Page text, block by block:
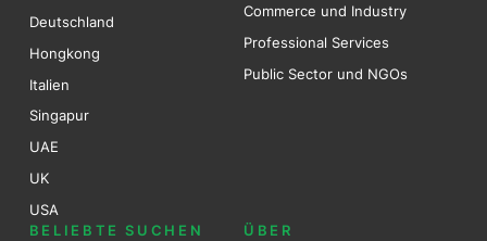
Deutschland
Hongkong
Italien
Singapur
UAE
UK
USA
Commerce und Industry
Professional Services
Public Sector und NGOs
BELIEBTE SUCHEN
ÜBER